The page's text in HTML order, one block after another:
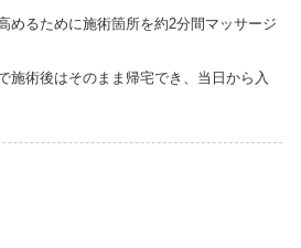
めるために施術箇所を約2分間マッサージ
施術後はそのまま帰宅でき、当日から入